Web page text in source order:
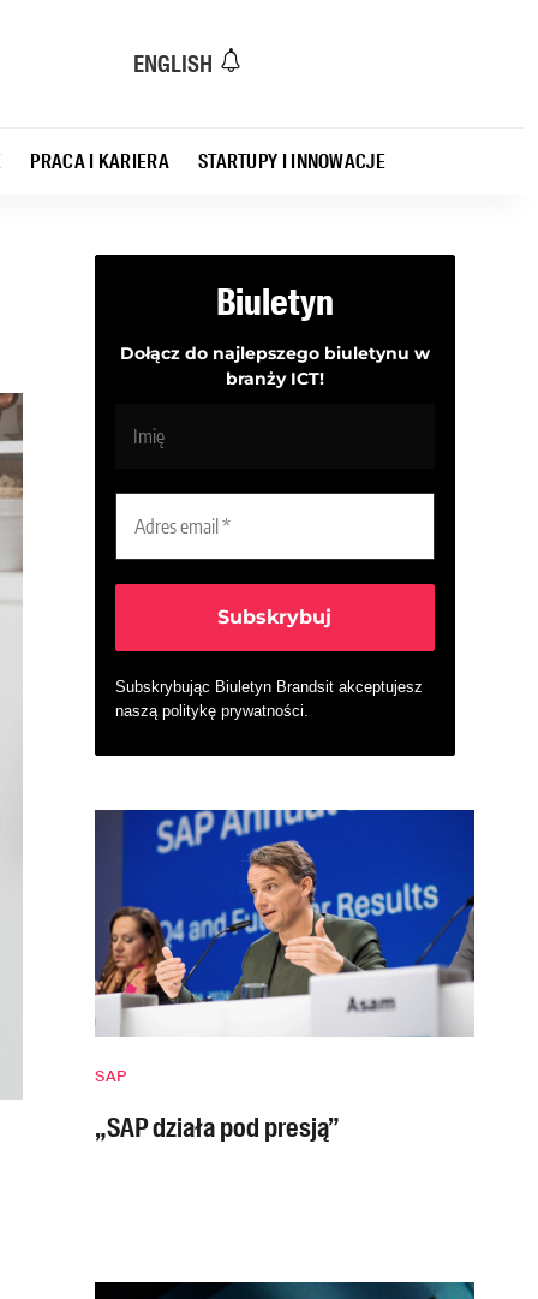
ENGLISH
PRACA I KARIERA STARTUPY I INNOWACJE
Biuletyn
Dołącz do najlepszego biuletynu w
branży ICT!
Subskrybując Biuletyn Brandsit akceptujesz
naszą politykę prywatności
SAP
„SAP działa pod presją”